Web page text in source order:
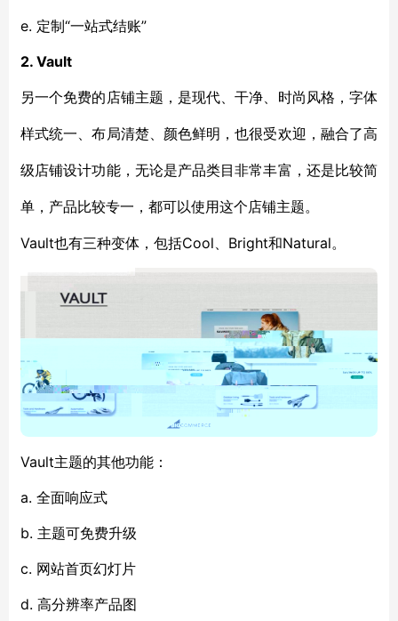
e. 定制“一站式结账”
2. Vault
另一个免费的店铺主题，是现代、干净、时尚风格，字体
样式统一、布局清楚、颜色鲜明，也很受欢迎，融合了高
级店铺设计功能，无论是产品类目非常丰富，还是比较简
单，产品比较专一，都可以使用这个店铺主题。
Vault也有三种变体，包括Cool、Bright和Natural。
Vault主题的其他功能：
a. 全面响应式
b. 主题可免费升级
c. 网站首页幻灯片
d. 高分辨率产品图